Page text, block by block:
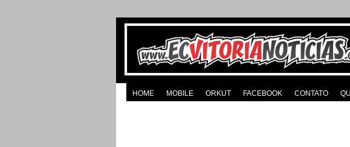
HOME MOBILE ORKUT FACEBOOK CONTATO